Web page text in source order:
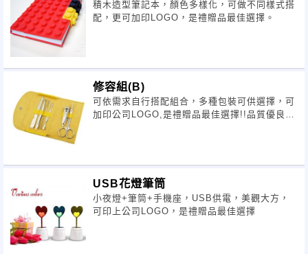
積木造型筆記本，顏色多樣化，可做不同樣式搭
配，更可加印LOGO，是禮贈品最佳選擇。
修容組(B)
可依需求自行搭配組合，多種包裝可供選擇，可
加印公司LOGO,是禮贈品最佳選擇!!品質優良交
USB花燈筆筒
小夜燈+筆筒+手機座，USB供電，美觀大方，
可印上公司LOGO，是禮贈品最佳選擇